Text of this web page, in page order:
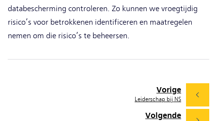
databescherming controleren. Zo kunnen we vroegtijdig
risico’s voor betrokkenen identificeren en maatregelen
nemen om die risico’s te beheersen.
Volgende
Vorige
Leiderschap bij NS